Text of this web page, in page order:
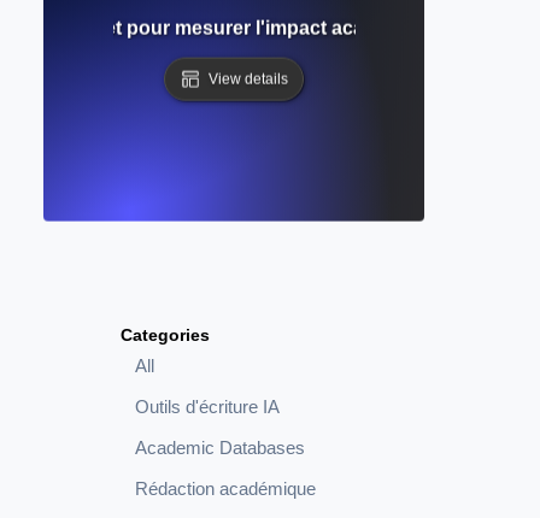
Categories
All
Outils d'écriture IA
Academic Databases
Rédaction académique
complet pour mesurer l'impact académique et
View details